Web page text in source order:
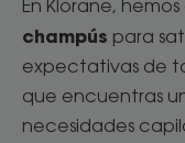
En Klorane,
champús para
expectativas de
que encuentras
necesidades